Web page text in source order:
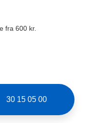
fra 600 kr.
30 15 05 00